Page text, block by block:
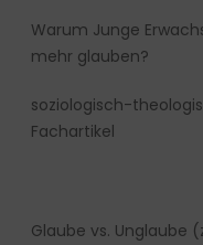
Warum Junge
mehr glauben?
soziologisch-
Fachartikel
Glaube vs. Unglaube